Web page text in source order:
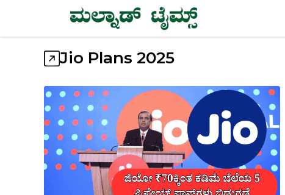
content
Jio Plans 2025